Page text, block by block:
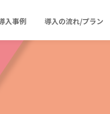
入事例 導入の流れ/プラン